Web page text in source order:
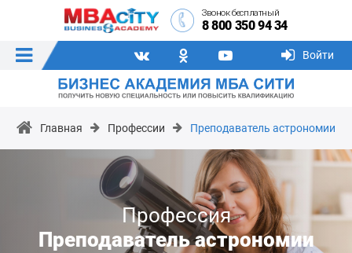
Звонок бесплатный
8 800 350 94 34
Войти
Главная Профессии Преподаватель астрономии
Профессия
Преподаватель астрономии